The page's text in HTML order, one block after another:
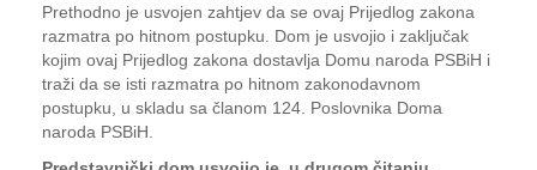
Prethodno je usvojen zahtjev da se ovaj Prijedlog zakona
razmatra po hitnom postupku. Dom je usvojio i zaključak
kojim ovaj Prijedlog zakona dostavlja Domu naroda PSBiH i
traži da se isti razmatra po hitnom zakonodavnom
postupku, u skladu sa članom 124. Poslovnika Doma
naroda PSBiH.